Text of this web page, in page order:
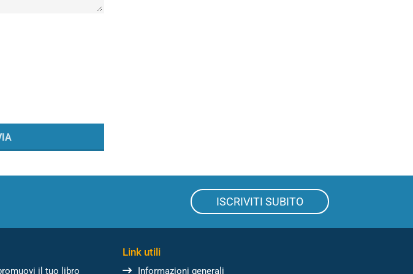
ISCRIVITI SUBITO
il tuo libro
Link utili
Informazioni generali